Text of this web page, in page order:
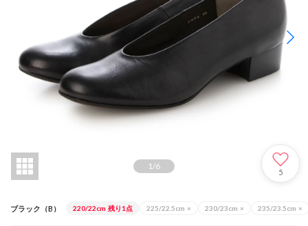
1/6
5
ブラック（B） 220/22cm 残り1点 225/22.5cm × 230/23cm × 235/23.5cm ×